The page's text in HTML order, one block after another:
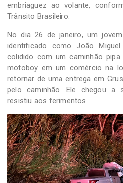
embriaguez ao volante,
Trânsito Brasileiro.
No dia 26 de janeiro, um
identificado como João
colidido com um caminhão
motoboy em um comércio na
retornar de uma entrega em
pelo caminhão. Ele chegou a
resistiu aos ferimentos.